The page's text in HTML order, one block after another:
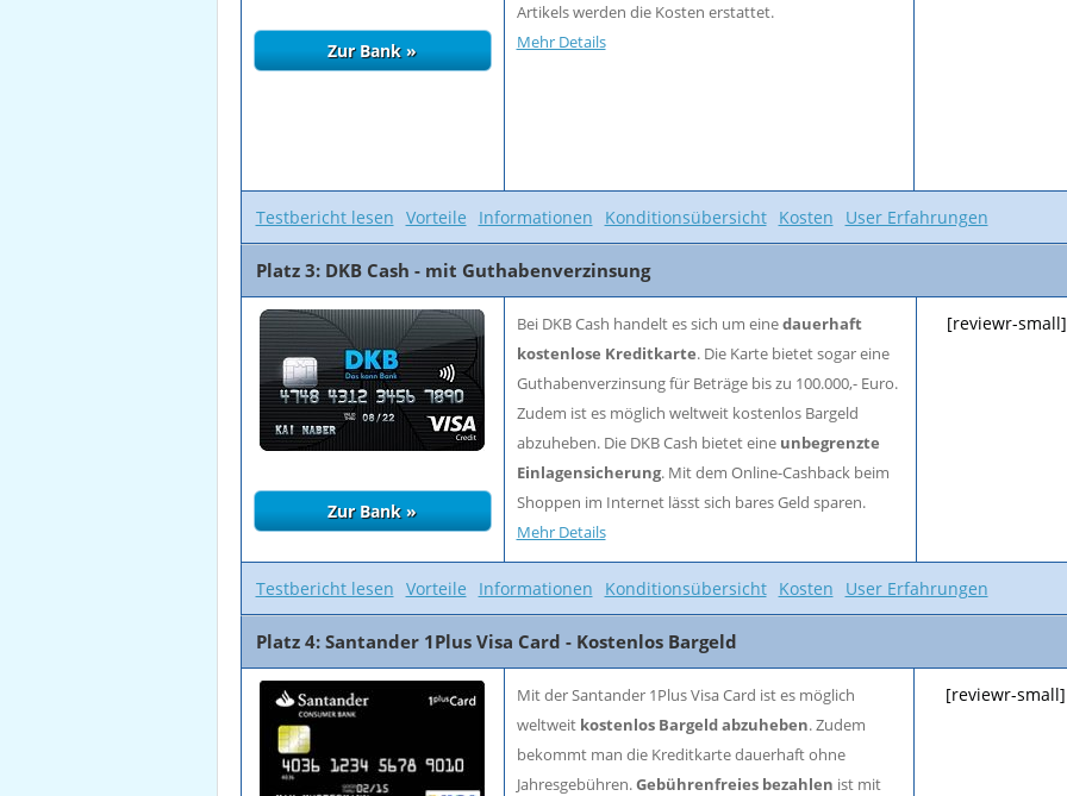
Artikels werden die Kosten erstattet.
Mehr Details
Testbericht lesen Vorteile Informationen Konditionsübersicht Kosten User Erfahrungen
Platz 3: DKB Cash - mit Guthabenverzinsung
Bei DKB Cash handelt es sich um einedauerhaft
kostenlose Kreditkarte. Die Karte bietet sogar eine
Guthabenverzinsung für Beträge bis zu 100.000,- Euro.
Zudem ist es möglich weltweit kostenlos Bargeld
abzuheben. Die DKB Cash bietet eine unbegrenzte
Einlagensicherung. Mit dem Online-Cashback beim
Shoppen im Internet lässt sich bares Geld sparen.
Mehr Details
[reviewr-small]
Testbericht lesen Vorteile Informationen Konditionsübersicht Kosten User Erfahrungen
Platz 4: Santander 1Plus Visa Card - Kostenlos Bargeld
Mit der Santander 1Plus Visa Card ist es möglich
weltweit kostenlos Bargeld abzuheben. Zudem
bekommt man die Kreditkarte dauerhaft ohne
Jahresgebühren.Gebührenfreies bezahlen ist mit
[reviewr-small]